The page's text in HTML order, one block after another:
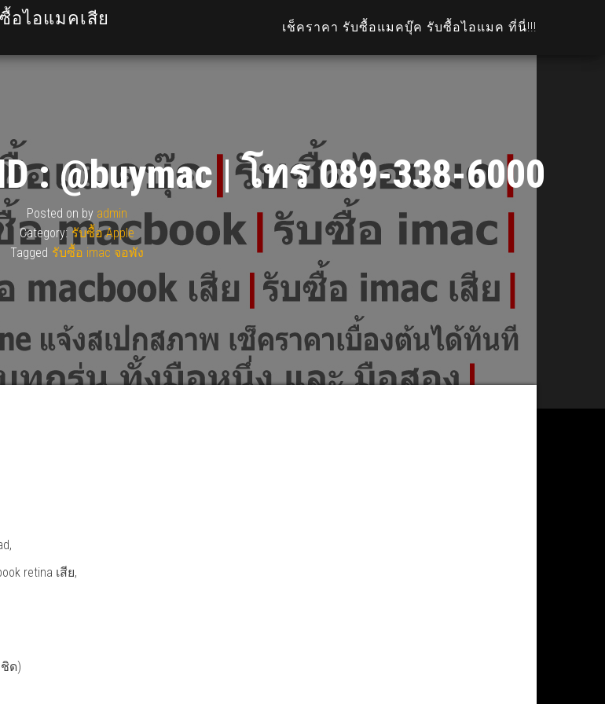
อไอแมคเสีย เช็คราคา รับซื้อแมคบุ๊ค รับซื้อไอแมค ที่นี่!!!
: @buymac | โทร 089-338-6000
Posted on by admin
Category: รับซื้อ Apple
Tagged รับซื้อ imac จอพัง
retina เสีย,
ด)